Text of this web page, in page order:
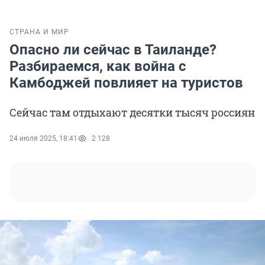
СТРАНА И МИР
Опасно ли сейчас в Таиланде?
Разбираемся, как война с
Камбоджей повлияет на туристов
Сейчас там отдыхают десятки тысяч россиян
24 июля 2025, 18:41 2 128